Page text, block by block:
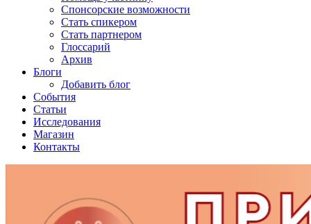
Спонсорские возможности
Стать спикером
Стать партнером
Глоссарий
Архив
Блоги
Добавить блог
События
Статьи
Исследования
Магазин
Контакты